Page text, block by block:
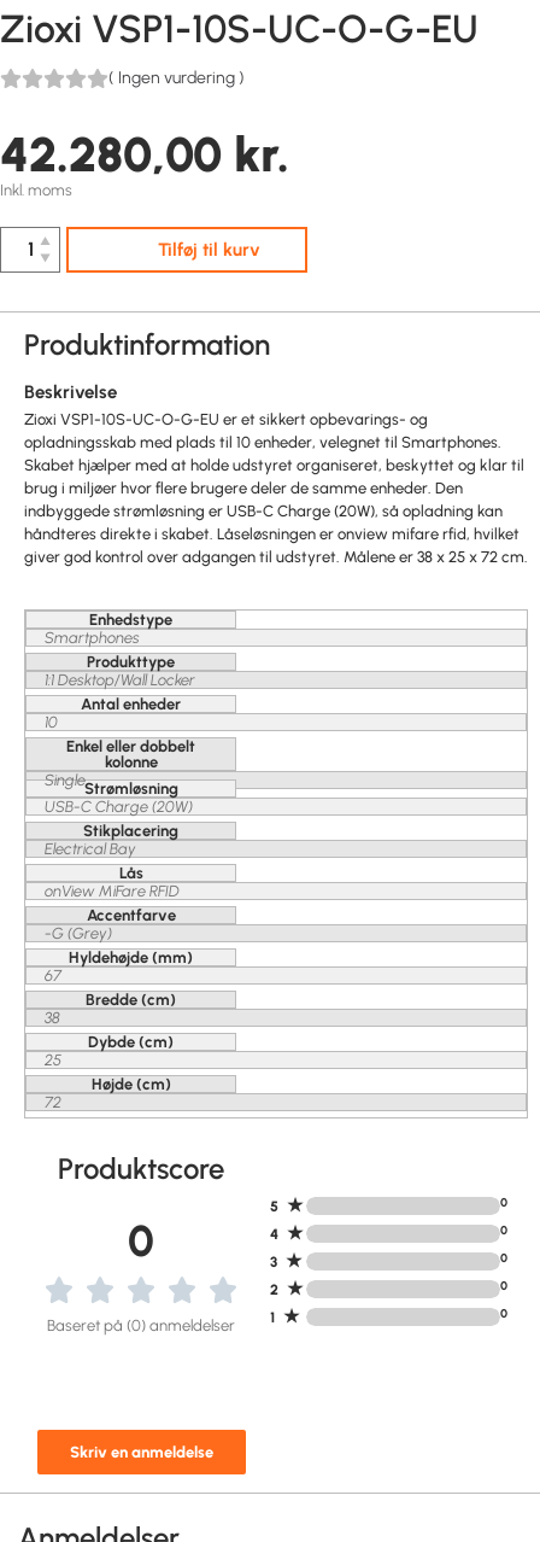
Zioxi VSP1-10S-UC-O-G-EU
( Ingen vurdering )
42.280,00 kr.
Inkl. moms
▲
▼
Tilføj til kurv
Produktinformation
Beskrivelse
Zioxi VSP1-10S-UC-O-G-EU er et sikkert opbevarings- og
opladningsskab med plads til 10 enheder, velegnet til Smartphones.
Skabet hjælper med at holde udstyret organiseret, beskyttet og klar til
brug i miljøer hvor flere brugere deler de samme enheder. Den
indbyggede strømløsning er USB-C Charge (20W), så opladning kan
håndteres direkte i skabet. Låseløsningen er onview mifare rfid, hvilket
giver god kontrol over adgangen til udstyret. Målene er 38 x 25 x 72 cm.
Enhedstype
Smartphones
Produkttype
1:1 Desktop/Wall Locker
Antal enheder
10
Enkel eller dobbelt
kolonne
SingleStrømløsning
USB-C Charge (20W)
Stikplacering
Electrical Bay
Lås
onView MiFare RFID
Accentfarve
-G (Grey)
Hyldehøjde (mm)
67
Bredde (cm)
38
Dybde (cm)
25
Højde (cm)
72
Produktscore
0
Baseret på (0) anmeldelser
Skriv en anmeldelse
5 ★ 0
4 ★ 0
3 ★ 0
2 ★ 0
1 ★ 0